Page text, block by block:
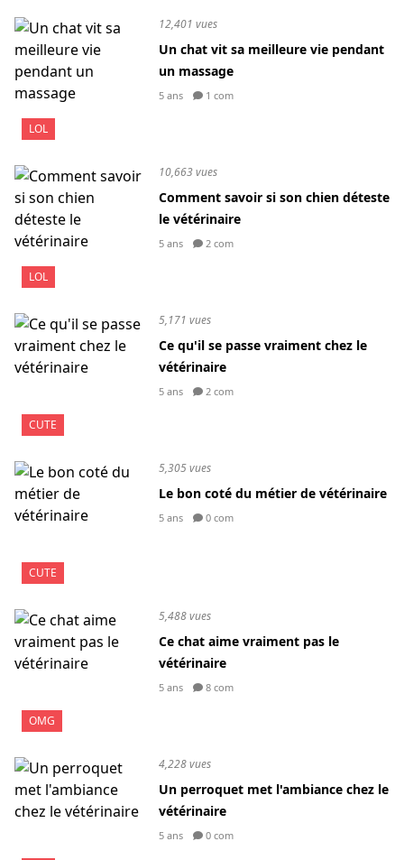
LOL
12,401 vues
Un chat vit sa meilleure vie pendant
un massage
5 ans 1 com
LOL
10,663 vues
Comment savoir si son chien déteste
le vétérinaire
5 ans 2 com
CUTE
5,171 vues
Ce qu'il se passe vraiment chez le
vétérinaire
5 ans 2 com
CUTE
5,305 vues
Le bon coté du métier de vétérinaire
5 ans 0 com
OMG
5,488 vues
Ce chat aime vraiment pas le
vétérinaire
5 ans 8 com
4,228 vues
Un perroquet met l'ambiance chez le
vétérinaire
5 ans 0 com